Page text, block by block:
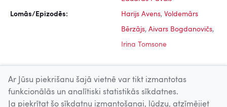
Lomās/Epizodēs: Harijs Avens, Voldemārs
Bērzājs, Aivars Bogdanovičs,
Irina Tomsone
Uz augšu
Ar Jūsu piekrišanu šajā vietnē var tikt izmantotas
funkcionālās un analītiski statistikās sīkdatnes.
Ja piekrītat šo sīkdatņu izmantošanai, lūdzu, atzīmējiet